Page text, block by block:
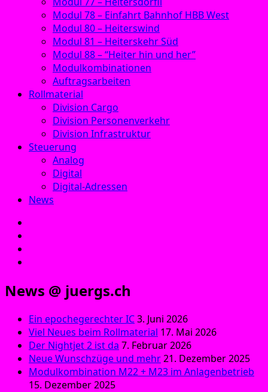
Modul 78 – Einfahrt Bahnhof HBB West
Modul 80 – Heiterswind
Modul 81 – Heiterskehr Süd
Modul 88 – “Heiter hin und her”
Modulkombinationen
Auftragsarbeiten
Rollmaterial
Division Cargo
Division Personenverkehr
Division Infrastruktur
Steuerung
Analog
Digital
Digital-Adressen
News
News @ juergs.ch
Ein epochegerechter IC3. Juni 2026
Viel Neues beim Rollmaterial 17. Mai 2026
Der Nightjet 2 ist da 7. Februar 2026
Neue Wunschzüge und mehr21. Dezember 2025
Modulkombination M22 + M23 im Anlagenbetrieb
15. Dezember 2025